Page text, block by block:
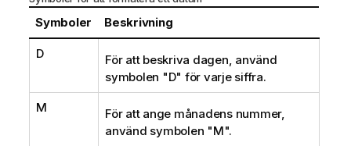
Symboler Beskrivning
D
För att beskriva dagen, använd
symbolen "D" för varje siffra.
M
För att ange månadens nummer,
använd symbolen "M".